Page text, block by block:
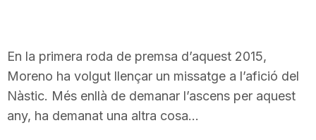
r
En la primera roda de premsa d’aquest 2015,
Moreno ha volgut llençar un missatge a l’afició del
Nàstic. Més enllà de demanar l’ascens per aquest
any, ha demanat una altra cosa…